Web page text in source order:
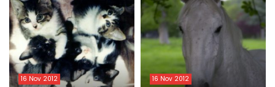
16 Nov 2012 16 Nov 2012